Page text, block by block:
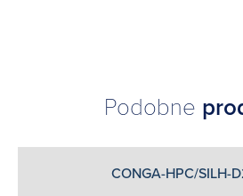
Podobne
CONGA-HPC/SILH-